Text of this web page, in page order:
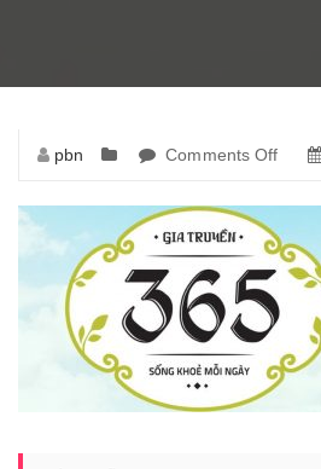
pbn Comments Off
hieu-
thao-
moc-
365-
1